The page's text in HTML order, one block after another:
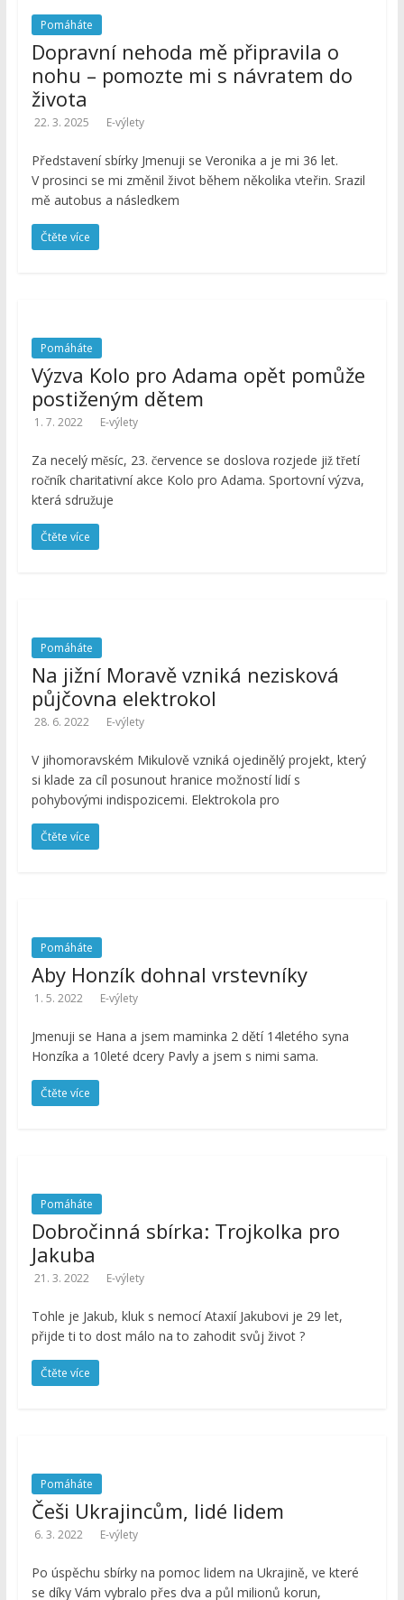
výlety
turistickým
průvodcem
Pomáháte
Dopravní nehoda mě připravila o
nohu – pomozte mi s návratem do
života
22. 3. 2025 E-výlety
Představení sbírky Jmenuji se Veronika a je mi 36 let.
V prosinci se mi změnil život během několika vteřin. Srazil
mě autobus a následkem
Čtěte více
Pomáháte
Výzva Kolo pro Adama opět pomůže
postiženým dětem
1. 7. 2022 E-výlety
Za necelý měsíc, 23. července se doslova rozjede již třetí
ročník charitativní akce Kolo pro Adama. Sportovní výzva,
která sdružuje
Čtěte více
Pomáháte
Na jižní Moravě vzniká nezisková
půjčovna elektrokol
28. 6. 2022 E-výlety
V jihomoravském Mikulově vzniká ojedinělý projekt, který
si klade za cíl posunout hranice možností lidí s
pohybovými indispozicemi. Elektrokola pro
Čtěte více
Pomáháte
Aby Honzík dohnal vrstevníky
1. 5. 2022 E-výlety
Jmenuji se Hana a jsem maminka 2 dětí 14letého syna
Honzíka a 10leté dcery Pavly a jsem s nimi sama.
Čtěte více
Pomáháte
Dobročinná sbírka: Trojkolka pro
Jakuba
21. 3. 2022 E-výlety
Tohle je Jakub, kluk s nemocí Ataxií Jakubovi je 29 let,
přijde ti to dost málo na to zahodit svůj život ?
Čtěte více
Pomáháte
Češi Ukrajincům, lidé lidem
6. 3. 2022 E-výlety
Po úspěchu sbírky na pomoc lidem na Ukrajině, ve které
se díky Vám vybralo přes dva a půl milionů korun,